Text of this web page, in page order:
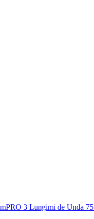
3 Lungimi de Unda